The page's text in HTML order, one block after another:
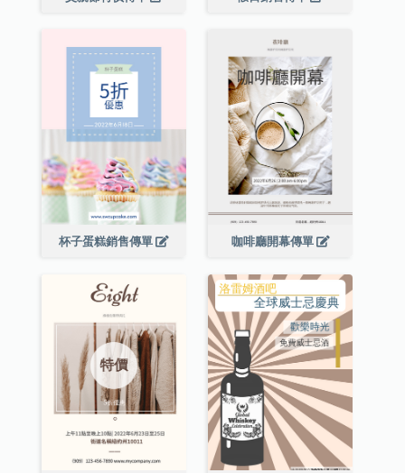
杯子蛋糕銷售傳單 咖啡廳開幕傳單